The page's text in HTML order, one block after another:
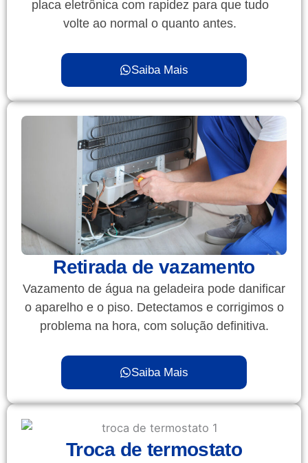
placa eletrônica com rapidez para que tudo
volte ao normal o quanto antes.
Saiba Mais
Retirada de vazamento
Vazamento de água na geladeira pode danificar
o aparelho e o piso. Detectamos e corrigimos o
problema na hora, com solução definitiva.
Saiba Mais
Troca de termostato